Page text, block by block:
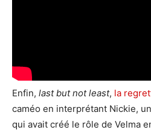
Enfin, last but not least, la
caméo en interprétant Nickie,
qui avait créé le rôle de Velma